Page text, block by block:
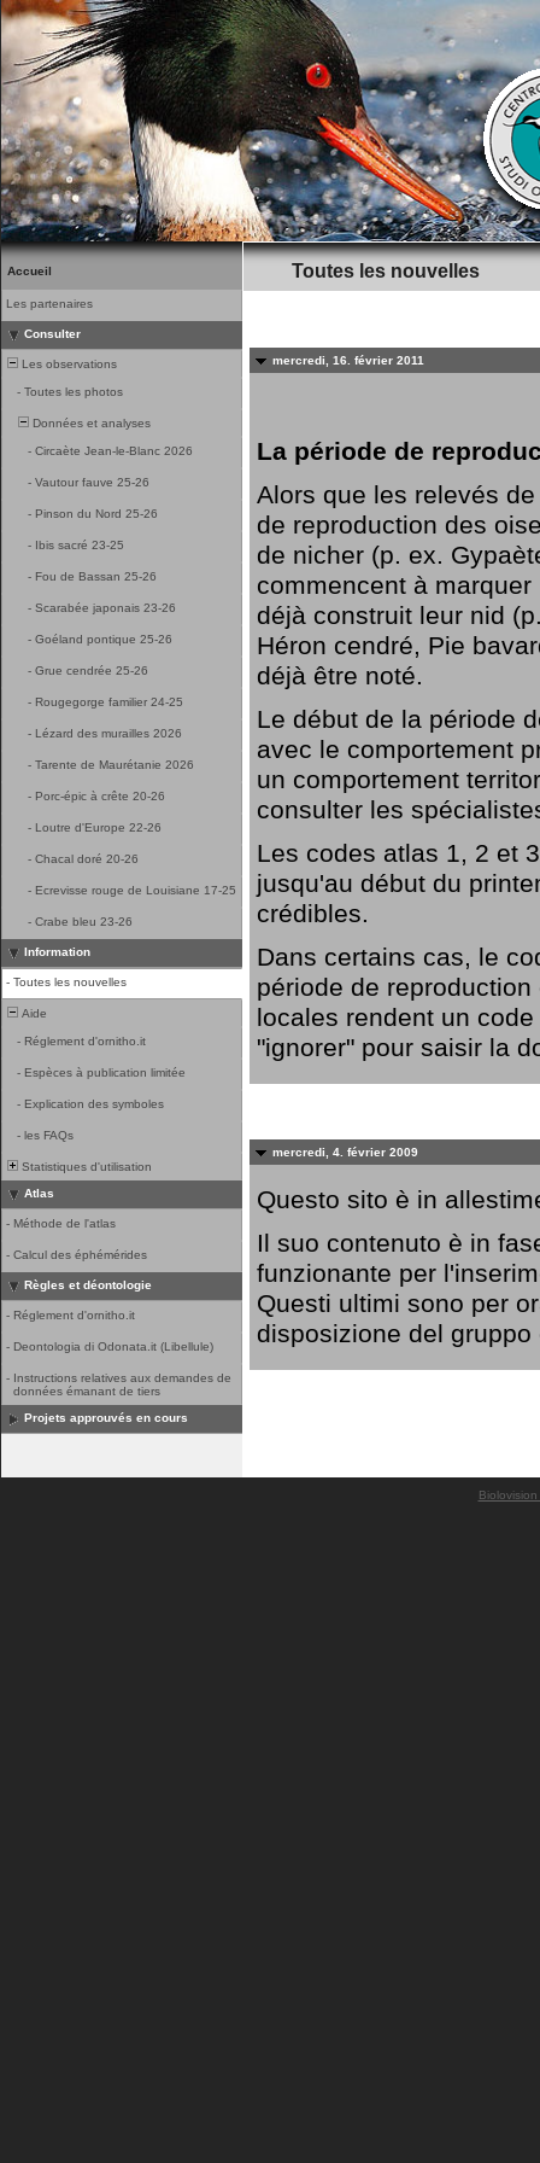
Accueil
Les partenaires
Consulter
Les observations
- Toutes les photos
Données et analyses
- Circaète Jean-le-Blanc 2026
- Vautour fauve 25-26
- Pinson du Nord 25-26
- Ibis sacré 23-25
- Fou de Bassan 25-26
- Scarabée japonais 23-26
- Goéland pontique 25-26
- Grue cendrée 25-26
- Rougegorge familier 24-25
- Lézard des murailles 2026
- Tarente de Maurétanie 2026
- Porc-épic à crête 20-26
- Loutre d'Europe 22-26
- Chacal doré 20-26
- Ecrevisse rouge de Louisiane 17-25
- Crabe bleu 23-26
Information
- Toutes les nouvelles
Aide
- Réglement d'ornitho.it
- Espèces à publication limitée
- Explication des symboles
- les FAQs
Statistiques d'utilisation
Atlas
- Méthode de l'atlas
- Calcul des éphémérides
Règles et déontologie
- Réglement d'ornitho.it
- Deontologia di Odonata.it (Libellule)
- Instructions relatives aux demandes de
données émanant de tiers
Projets approuvés en cours
Toutes les nouvelles
mercredi, 16. février 2011
La période de
Alors que les relevés
de reproduction des
de nicher (p. ex.
commencent à
déjà construit leur nid
Héron cendré, Pie
déjà être noté.
Le début de la période
avec le comportement
un comportement
consulter les
Les codes atlas 1, 2 et
jusqu'au début du
crédibles.
Dans certains cas, le
période de
locales rendent un
"ignorer" pour saisir la
mercredi, 4. février 2009
Questo sito è in
Il suo contenuto è in
funzionante per
Questi ultimi sono per
disposizione del
Biolovision